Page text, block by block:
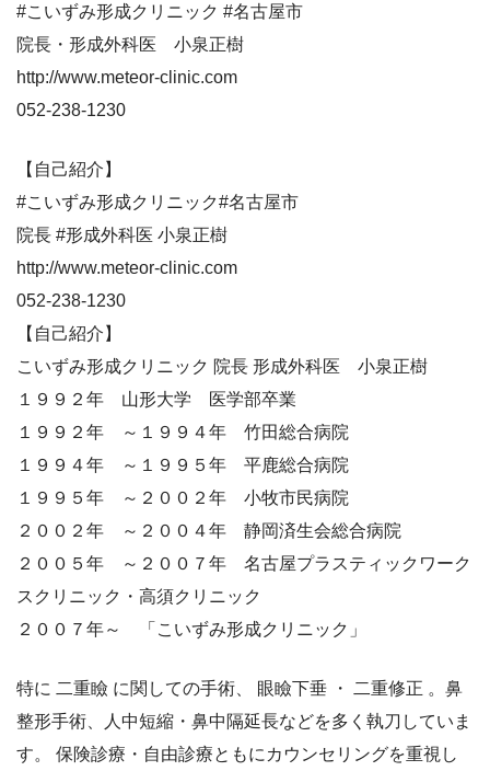
#こいずみ形成クリニック #名古屋市
院長・形成外科医 小泉正樹
http://www.meteor-clinic.com
052-238-1230
【自己紹介】
#こいずみ形成クリニック#名古屋市
院長 #形成外科医 小泉正樹
http://www.meteor-clinic.com
052-238-1230
【自己紹介】
こいずみ形成クリニック 院長 形成外科医 小泉正樹
１９９２年 山形大学 医学部卒業
１９９２年 ～１９９４年 竹田総合病院
１９９４年 ～１９９５年 平鹿総合病院
１９９５年 ～２００２年 小牧市民病院
２００２年 ～２００４年 静岡済生会総合病院
２００５年 ～２００７年 名古屋プラスティックワーク
スクリニック・高須クリニック
２００７年～ 「こいずみ形成クリニック」
特に 二重瞼 に関しての手術、 眼瞼下垂 ・ 二重修正 。鼻
整形手術、人中短縮・鼻中隔延長などを多く執刀していま
す。 保険診療・自由診療ともにカウンセリングを重視し